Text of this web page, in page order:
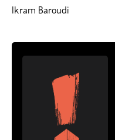
Ikram Baroudi